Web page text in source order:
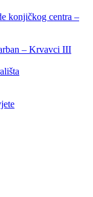
konjičkog centra –
– Krvavci III